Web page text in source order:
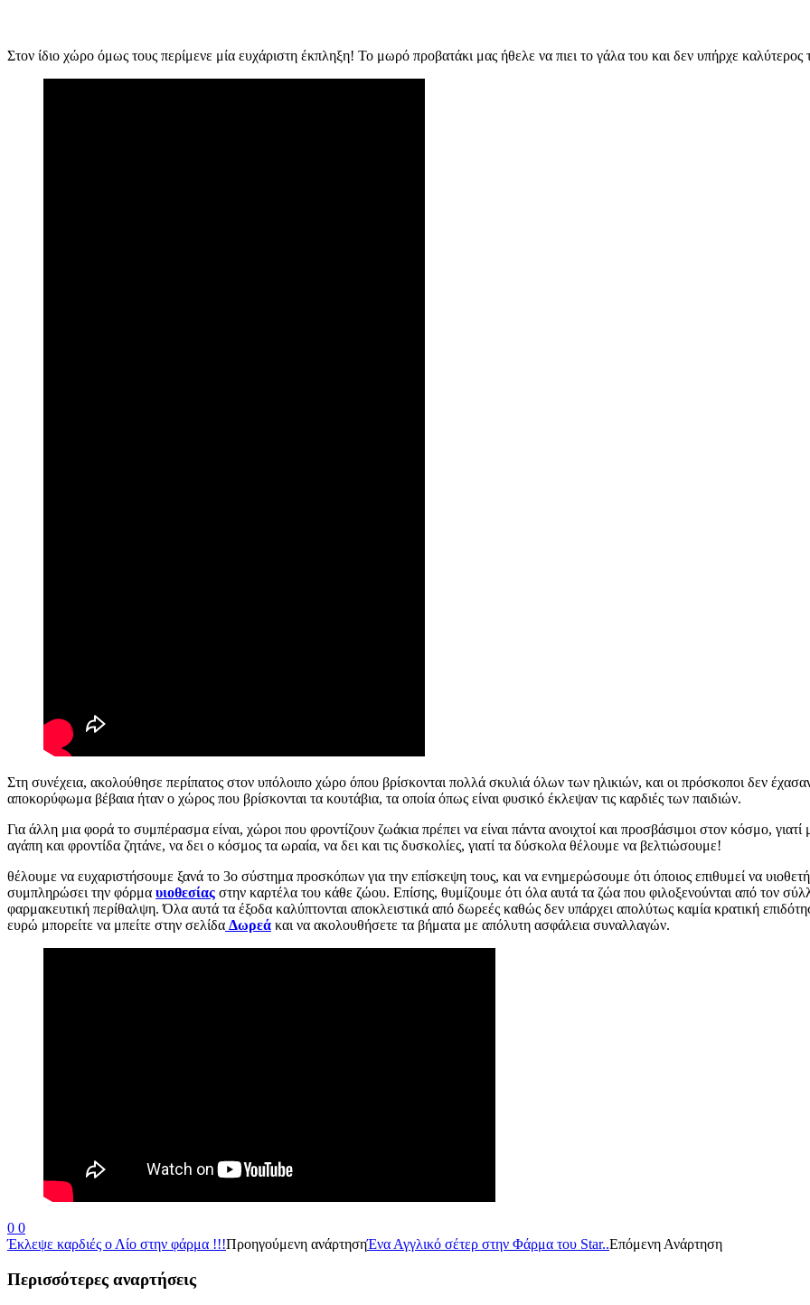
Στον ίδιο χώρο όμως τους περίμενε μία ευχάριστη έκπληξη! Το μωρό προβατάκι μας ήθελε να πιει το γάλα του και δεν υπήρχε
Στη συνέχεια, ακολούθησε περίπατος στον υπόλοιπο χώρο όπου βρίσκονται πολλά σκυλιά όλων των ηλικιών, και οι πρόσκοποι δεν
αποκορύφωμα βέβαια ήταν ο χώρος που βρίσκονται τα κουτάβια, τα οποία όπως είναι φυσικό έκλεψαν τις καρδιές των παιδιών.
Για άλλη μια φορά το συμπέρασμα είναι, χώροι που φροντίζουν ζωάκια πρέπει να είναι πάντα ανοιχτοί και προσβάσιμοι στον κόσμο,
αγάπη και φροντίδα ζητάνε, να δει ο κόσμος τα ωραία, να δει και τις δυσκολίες, γιατί τα δύσκολα θέλουμε να βελτιώσουμε!
θέλουμε να ευχαριστήσουμε ξανά το 3ο σύστημα προσκόπων για την επίσκεψη τους, και να ενημερώσουμε ότι όποιος επιθυμεί να
συμπληρώσει την φόρμα υιοθεσίας στην καρτέλα του κάθε ζώου. Επίσης, θυμίζουμε ότι όλα αυτά τα ζώα που φιλοξενούνται από τον
φαρμακευτική περίθαλψη. Όλα αυτά τα έξοδα καλύπτονται αποκλειστικά από δωρεές καθώς δεν υπάρχει απολύτως καμία κρατική
ευρώ μπορείτε να μπείτε στην σελίδα Δωρεά και να ακολουθήσετε τα βήματα με απόλυτη ασφάλεια συναλλαγών.
0 0
Έκλεψε καρδιές ο Λίο στην φάρμα !!!Προηγούμενη ανάρτησηΈνα Αγγλικό σέτερ στην Φάρμα του Star..Επόμενη Ανάρτηση
Περισσότερες αναρτήσεις